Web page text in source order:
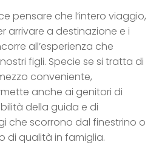
pensare che l’intero viaggio,
arrivare a destinazione e i
all’esperienza che
figli. Specie se si tratta di
conveniente,
anche ai genitori di
della guida e di
che scorrono dal finestrino o
di qualità in famiglia.